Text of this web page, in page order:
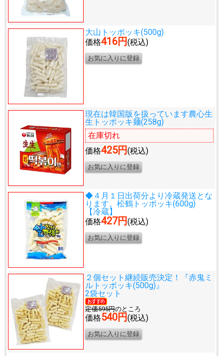
大山トッポッキ(500g)
価格416円(税込)
現在は韓国版を扱っています農心生
生トッポッキ麺(258g)
在庫切れ
価格425円(税込)
◆４月１日出荷分より冷蔵発送とな
ります。 松鶴トッポッキ(600g)
【冷蔵】
価格427円(税込)
２個セット継続販売決定！
『赤鬼ミ
ルトッポッキ(500g)』
2袋セット
定価595円のところ
価格540円(税込)